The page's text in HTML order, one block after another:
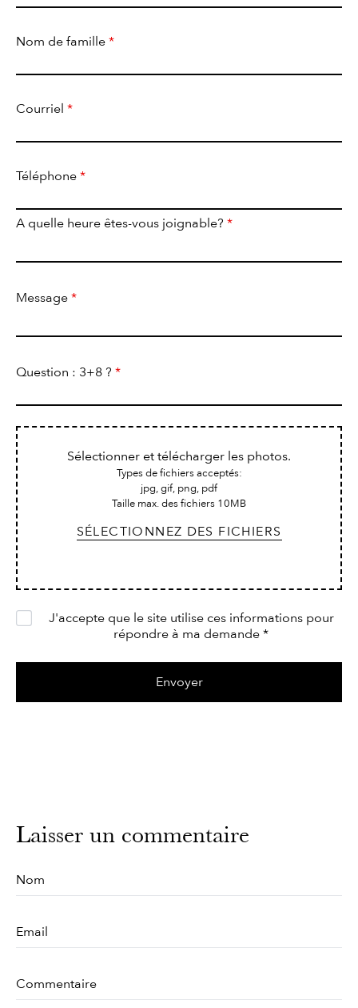
Nom de famille*
Courriel *
Téléphone*
A quelle heure êtes-vous joignable? *
Message*
Question : 3+8 ? *
SÉLECTIONNEZ DES FICHIERS
Sélectionner et télécharger les photos.
Types de fichiers acceptés:
jpg, gif, png, pdf
Taille max. des fichiers 10MB
J'accepte que le site utilise ces informations pour
répondre à ma demande*
Laisser un commentaire